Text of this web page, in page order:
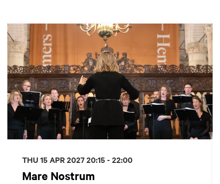
Mare Nostrum
THU 15 APR 202720:15 - 22:00